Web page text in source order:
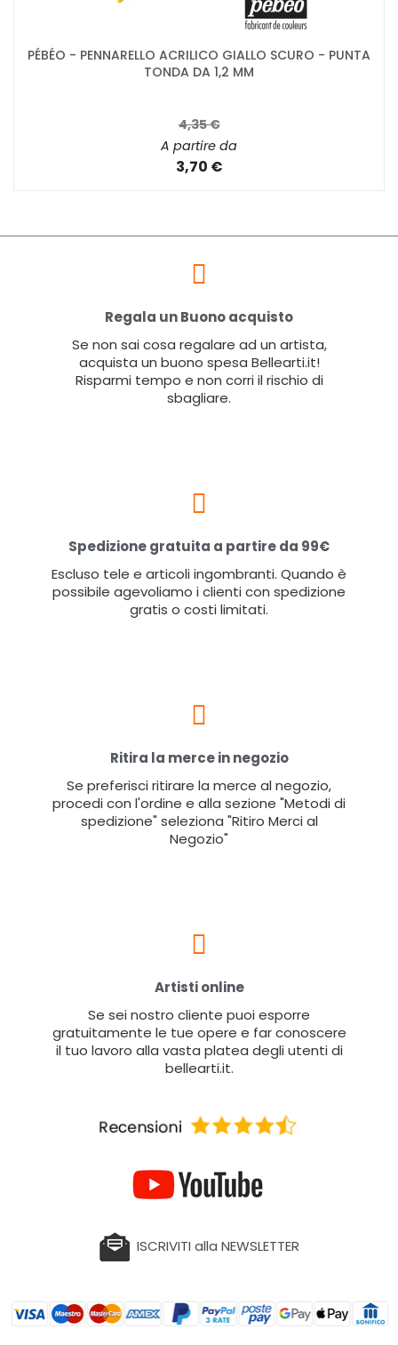
PÉBÉO - PENNARELLO ACRILICO GIALLO SCURO - PUNTA
TONDA DA 1,2 MM
4,35 €
A partire da
3,70 €
Regala un Buono acquisto
Se non sai cosa regalare ad un artista,
acquista un buono spesa Bellearti.it!
Risparmi tempo e non corri il rischio di
sbagliare.
Spedizione gratuita a partire da 99€
Escluso tele e articoli ingombranti. Quando è
possibile agevoliamo i clienti con spedizione
gratis o costi limitati.
Ritira la merce in negozio
Se preferisci ritirare la merce al negozio,
procedi con l'ordine e alla sezione "Metodi di
spedizione" seleziona "Ritiro Merci al
Negozio"
Artisti online
Se sei nostro cliente puoi esporre
gratuitamente le tue opere e far conoscere
il tuo lavoro alla vasta platea degli utenti di
bellearti.it.
ISCRIVITI alla NEWSLETTER